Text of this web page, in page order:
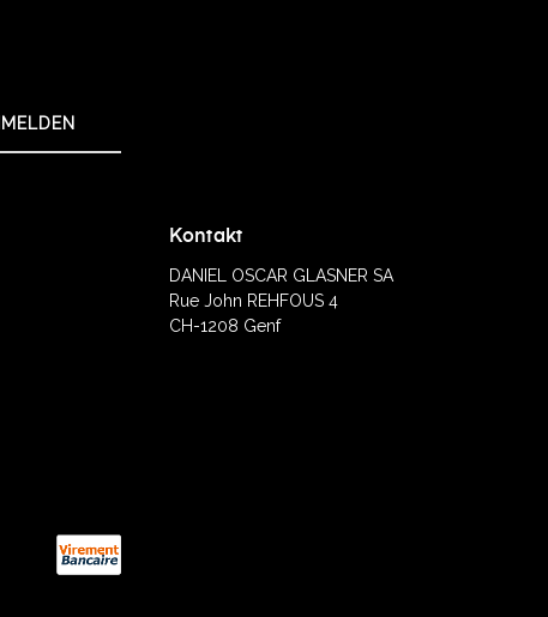
Kontakt
DANIEL OSCAR GLASNER SA
Rue John REHFOUS 4
CH-1208 Genf